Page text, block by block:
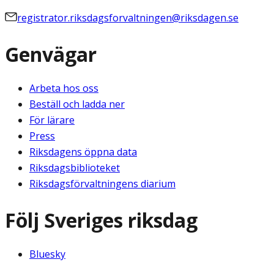
registrator.riksdagsforvaltningen@riksdagen.se
Genvägar
Arbeta hos oss
Beställ och ladda ner
För lärare
Press
Riksdagens öppna data
Riksdagsbiblioteket
Riksdagsförvaltningens diarium
Följ Sveriges riksdag
Bluesky